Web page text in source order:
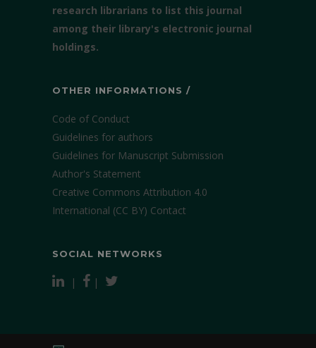
research librarians to list this journal
among their library's electronic journal
holdings.
OTHER INFORMATIONS /
Code of Conduct
Guidelines for authors
Guidelines for Manuscript Submission
Author's Statement
Creative Commons Attribution 4.0
International (CC BY) Contact
SOCIAL NETWORKS
| |